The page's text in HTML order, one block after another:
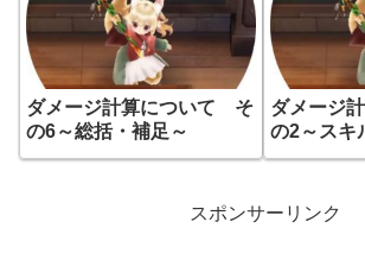
ダメージ計算について そ
の6～総括・補足～
ダメージ
の2～スキ
スポンサーリンク